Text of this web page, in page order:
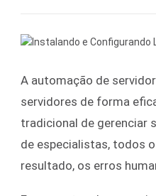
A automação de
servidores de forma
tradicional de gerenciar
de especialistas, todos
resultado, os erros